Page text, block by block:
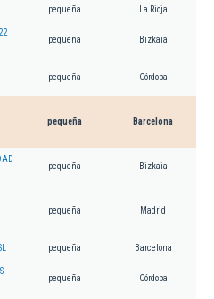
pequeña La Rioja
pequeña Bizkaia
pequeña Córdoba
pequeña Barcelona
pequeña Bizkaia
pequeña Madrid
pequeña Barcelona
pequeña Córdoba